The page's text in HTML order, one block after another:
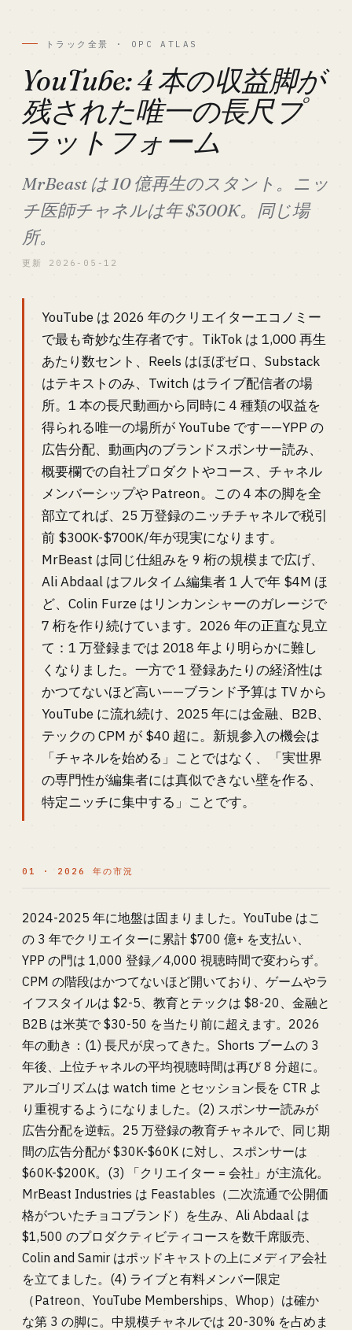
トラック全景 · OPC ATLAS
YouTube: 4 本の収益脚が
残された唯一の長尺プ
ラットフォーム
MrBeast は 10 億再生のスタント。ニッ
チ医師チャネルは年 $300K。同じ場
所。
更新 2026-05-12
YouTube は 2026 年のクリエイターエコノミー
で最も奇妙な生存者です。TikTok は 1,000 再生
あたり数セント、Reels はほぼゼロ、Substack
はテキストのみ、Twitch はライブ配信者の場
所。1 本の長尺動画から同時に 4 種類の収益を
得られる唯一の場所が YouTube です——YPP の
広告分配、動画内のブランドスポンサー読み、
概要欄での自社プロダクトやコース、チャネル
メンバーシップや Patreon。この 4 本の脚を全
部立てれば、25 万登録のニッチチャネルで税引
前 $300K-$700K/年が現実になります。
MrBeast は同じ仕組みを 9 桁の規模まで広げ、
Ali Abdaal はフルタイム編集者 1 人で年 $4M ほ
ど、Colin Furze はリンカンシャーのガレージで
7 桁を作り続けています。2026 年の正直な見立
て：1 万登録までは 2018 年より明らかに難し
くなりました。一方で 1 登録あたりの経済性は
かつてないほど高い——ブランド予算は TV から
YouTube に流れ続け、2025 年には金融、B2B、
テックの CPM が $40 超に。新規参入の機会は
「チャネルを始める」ことではなく、「実世界
の専門性が編集者には真似できない壁を作る、
特定ニッチに集中する」ことです。
01 · 2026 年の市況
2024-2025 年に地盤は固まりました。YouTube はこ
の 3 年でクリエイターに累計 $700 億+ を支払い、
YPP の門は 1,000 登録／4,000 視聴時間で変わらず。
CPM の階段はかつてないほど開いており、ゲームやラ
イフスタイルは $2-5、教育とテックは $8-20、金融と
B2B は米英で $30-50 を当たり前に超えます。2026
年の動き：(1) 長尺が戻ってきた。Shorts ブームの 3
年後、上位チャネルの平均視聴時間は再び 8 分超に。
アルゴリズムは watch time とセッション長を CTR よ
り重視するようになりました。(2) スポンサー読みが
広告分配を逆転。25 万登録の教育チャネルで、同じ期
間の広告分配が $30K-$60K に対し、スポンサーは
$60K-$200K。(3) 「クリエイター = 会社」が主流化。
MrBeast Industries は Feastables（二次流通で公開価
格がついたチョコブランド）を生み、Ali Abdaal は
$1,500 のプロダクティビティコースを数千席販売、
Colin and Samir はポッドキャストの上にメディア会社
を立てました。(4) ライブと有料メンバー限定
（Patreon、YouTube Memberships、Whop）は確か
な第 3 の脚に。中規模チャネルでは 20-30% を占めま